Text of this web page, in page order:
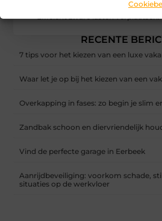
Efficiënt zware lasten
RECENTE
7 tips voor het kiezen van een luxe
Waar let je op bij het kiezen van een
Overkapping in fases: zo begin je slim
Zandbak schoon en diervriendelijk
Vind de perfecte garage in Eerbeek
Aanrijdbeveiliging: voorkom schade,
situaties op de werkvloer